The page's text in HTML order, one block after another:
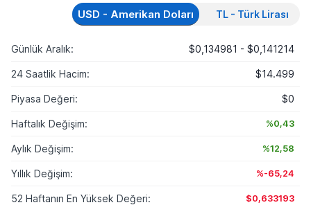
USD - Amerikan Doları TL - Türk Lirası
Günlük Aralık: $0,134981 - $0,141214
24 Saatlik Hacim: $14.499
Piyasa Değeri: $0
Haftalık Değişim: %0,43
Aylık Değişim: %12,58
Yıllık Değişim: %-65,24
52 Haftanın En Yüksek Değeri: $0,633193